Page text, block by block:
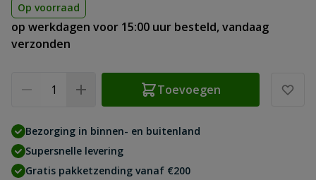
Op voorraad
op werkdagen voor 15:00 uur besteld, vandaag
verzonden
Toevoegen
Bezorging in binnen- en buitenland
Supersnelle levering
Gratis pakketzending vanaf €200